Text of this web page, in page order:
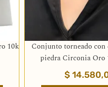
10k
Conjunto torneado con
piedra Circonia Oro
$